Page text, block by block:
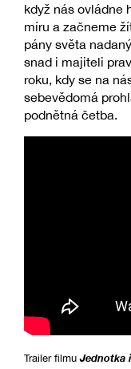
když nás ovládne
míru a začneme
pány světa
snad i majiteli
roku, kdy se na
sebevědomá
podnětná četba.
Trailer filmu Jednotka